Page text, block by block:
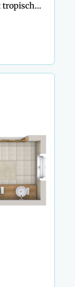
Rechteckiges Badezimmer mit tropischem Dekor